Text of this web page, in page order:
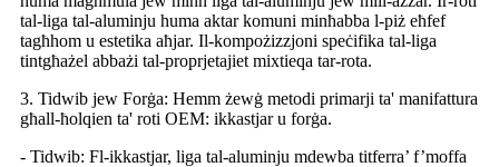
tal-liga tal-aluminju huma aktar komuni minħabba l-piż eħfef
tagħhom u estetika aħjar. Il-kompożizzjoni speċifika tal-liga
tintgħażel abbażi tal-proprjetajiet mixtieqa tar-rota.
3. Tidwib jew Forġa: Hemm żewġ metodi primarji ta' manifattura
għall-ħolqien ta' roti OEM: ikkastjar u forġa.
- Tidwib: Fl-ikkastjar, liga tal-aluminju mdewba titferra’ f’moffa